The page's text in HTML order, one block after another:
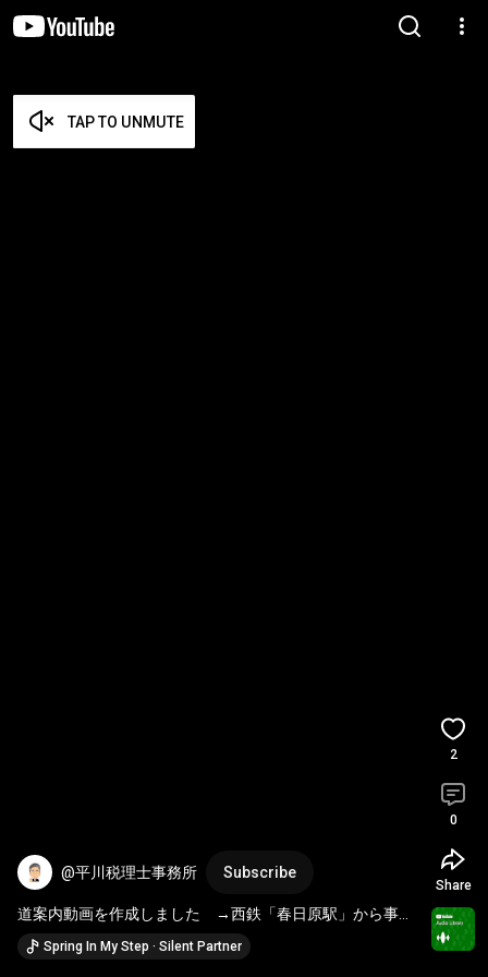
TAP TO UNMUTE
@平川税理士事務所 Subscribe
道案内動画を作成しました　→西鉄「春日原駅」から事務
所／相続サロンまで
Spring In My Step · Silent Partner
2
0
Share